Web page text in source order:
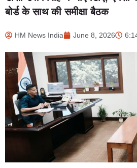
बोर्ड के साथ की समीक्षा बैठक
HM News India June 8, 2026